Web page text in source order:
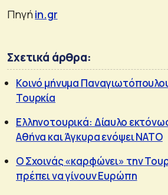
Πηγήin.gr
Σχετικά άρθρα:
Κοινό μήνυμα
Τουρκία
Ελληνοτουρικά: Δίαυλο
Αθήνα και Άγκυρα ενόψει ΝΑΤΟ
Ο Σχοινάς «καρφώνει» την
πρέπει να γίνουν Ευρώπη